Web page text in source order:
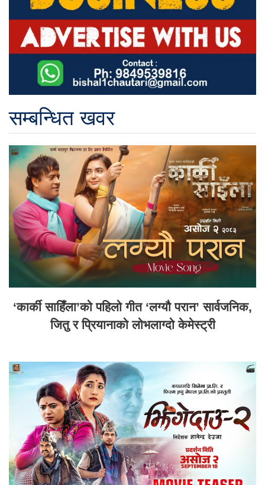
सम्बन्धित खवर
‘कार्की साहिँला’को पहिलो गीत ‘लग्यौ परान’ सार्वजनिक,
जितु र प्रियानाको लोभलाग्दो केमेस्ट्री